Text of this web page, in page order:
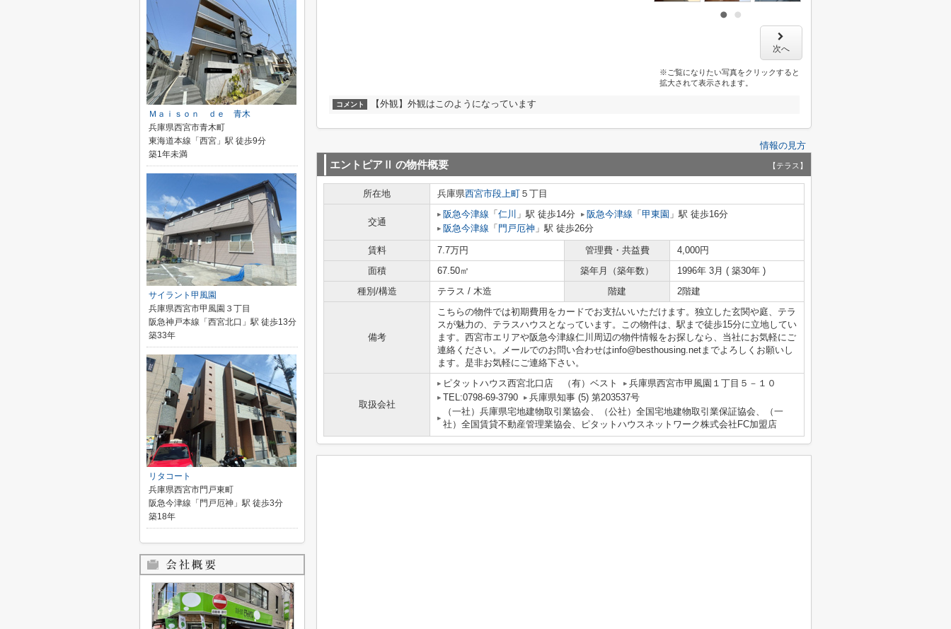
次へ
※ご覧になりたい写真をクリックすると
拡大されて表示されます。
コメント 【外観】外観はこのようになっています
情報の見方
エントピアⅡ の物件概要 【テラス】
所在地 兵庫県西宮市段上町 ５丁目
交通
阪急今津線 「 仁川 」駅 徒歩14分 阪急今津線 「 甲東園 」駅 徒歩16分
阪急今津線 「 門戸厄神 」駅 徒歩26分
賃料 7.7万円 管理費・共益費
4,000円
面積
67.50㎡ 築年月（築年数）
1996年 3月 ( 築30年 )
種別/構造
テラス / 木造 階建 2階建
備考
こちらの物件では初期費用をカードでお支払いいただけます。独立した玄関や庭、テラ
スが魅力の、テラスハウスとなっています。この物件は、駅まで徒歩15分に立地してい
ます。西宮市エリアや阪急今津線仁川周辺の物件情報をお探しなら、当社にお気軽にご
連絡ください。メールでのお問い合わせはinfo@besthousing.netまでよろしくお願いし
ます。是非お気軽にご連絡下さい。
取扱会社
ピタットハウス西宮北口店 （有）ベスト
兵庫県西宮市甲風園１丁目５－１０
TEL:0798-69-3790
兵庫県知事 (5) 第203537号
（一社）兵庫県宅地建物取引業協会、（公社）全国宅地建物取引業保証協会、（一
社）全国賃貸不動産管理業協会、ピタットハウスネットワーク株式会社FC加盟店
Ｍａｉｓｏｎ ｄｅ 青木
兵庫県西宮市青木町
東海道本線「西宮」駅 徒歩9分
築1年未満
サイラント甲風園
兵庫県西宮市甲風園３丁目
阪急神戸本線「西宮北口」駅 徒歩13分
築33年
リタコート
兵庫県西宮市門戸東町
阪急今津線「門戸厄神」駅 徒歩3分
築18年